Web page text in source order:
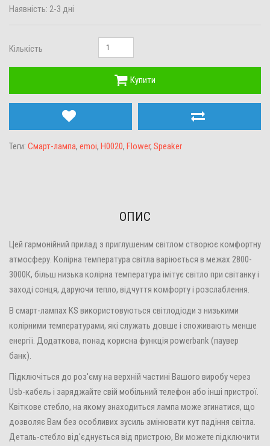
Наявність: 2-3 дні
Кількість
Купити
Теги: Смарт-лампа, emoi, H0020, Flower, Speaker
ОПИС
Цей гармонійний прилад з приглушеним світлом створює комфортну
атмосферу. Колірна температура світла варіюється в межах 2800-
3000К, більш низька колірна температура імітує світло при світанку і
заході сонця, даруючи тепло, відчуття комфорту і розслаблення.
В смарт-лампах KS використовуються світлодіоди з низькими
колірними температурами, які служать довше і споживають менше
енергії. Додаткова, понад корисна функція powerbank (паувер
банк).
Підключіться до роз'єму на верхній частині Вашого виробу через
Usb-кабель і заряджайте свій мобільний телефон або інші пристрої.
Квіткове стебло, на якому знаходиться лампа може згинатися, що
дозволяє Вам без особливих зусиль змінювати кут падіння світла.
Деталь-стебло від'єднується від пристрою, Ви можете підключити